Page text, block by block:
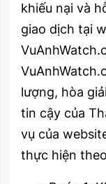
khiếu nại và
giao dịch tại
lượng, hòa
tin cậy của
vụ của
thực hiện